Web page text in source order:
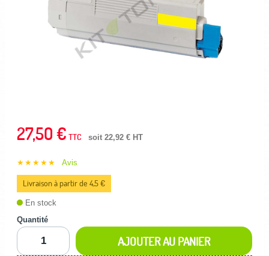
27,50 € TTC soit 22,92 € HT
★★★★★ Avis
Livraison à partir de 4,5 €
En stock
Quantité
AJOUTER AU PANIER